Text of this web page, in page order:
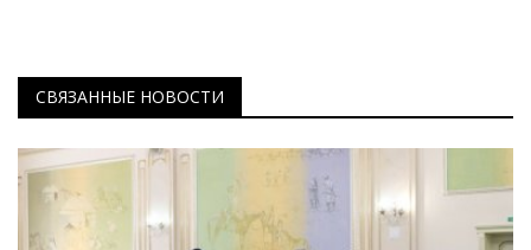
СВЯЗАННЫЕ НОВОСТИ